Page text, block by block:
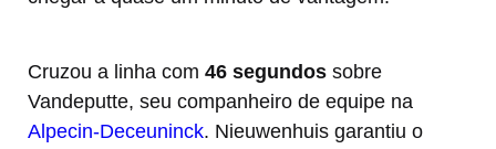
Cruzou a linha com 46 segundos sobre
Vandeputte, seu companheiro de equipe na
Alpecin-Deceuninck. Nieuwenhuis garantiu o